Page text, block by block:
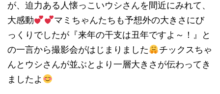
が、迫力ある人懐っこいウシさんを間近にみれて、
大感動
マミちゃんたちも予想外の大きさにび
っくりでしたが『来年の干支は丑年ですよ～！』と
の一言から撮影会がはじまりました
チックスちゃ
んとウシさんが並ぶとより一層大きさが伝わってき
ましたよ